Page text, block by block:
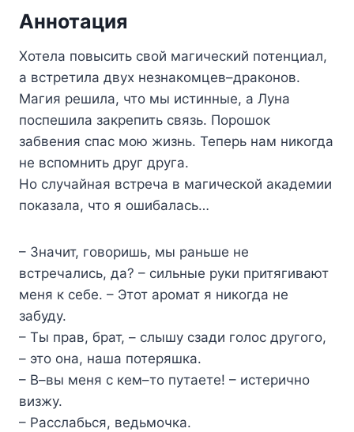
Аннотация
Хотела повысить свой магический потенциал,
а встретила двух незнакомцев–драконов.
Магия решила, что мы истинные, а Луна
поспешила закрепить связь. Порошок
забвения спас мою жизнь. Теперь нам никогда
не вспомнить друг друга.
Но случайная встреча в магической академии
показала, что я ошибалась…
– Значит, говоришь, мы раньше не
встречались, да? – сильные руки притягивают
меня к себе. – Этот аромат я никогда не
забуду.
– Ты прав, брат, – слышу сзади голос другого,
– это она, наша потеряшка.
– В–вы меня с кем–то путаете! – истерично
визжу.
– Расслабься, ведьмочка.